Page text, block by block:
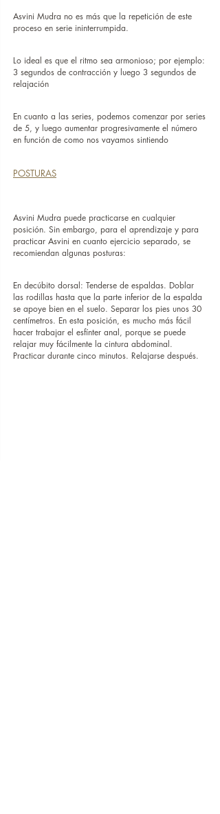
Asvini Mudra no es más que la repetición de este
proceso en serie ininterrumpida.
Lo ideal es que el ritmo sea armonioso; por ejemplo:
3 segundos de contracción y luego 3 segundos de
relajación
En cuanto a las series, podemos comenzar por series
de 5, y luego aumentar progresivamente el número
en función de como nos vayamos sintiendo
POSTURAS
Asvini Mudra puede practicarse en cualquier
posición. Sin embargo, para el aprendizaje y para
practicar Asvini en cuanto ejercicio separado, se
recomiendan algunas posturas:
En decúbito dorsal: Tenderse de espaldas. Doblar
las rodillas hasta que la parte inferior de la espalda
se apoye bien en el suelo. Separar los pies unos 30
centímetros. En esta posición, es mucho más fácil
hacer trabajar el esfínter anal, porque se puede
relajar muy fácilmente la cintura abdominal.
Practicar durante cinco minutos. Relajarse después.